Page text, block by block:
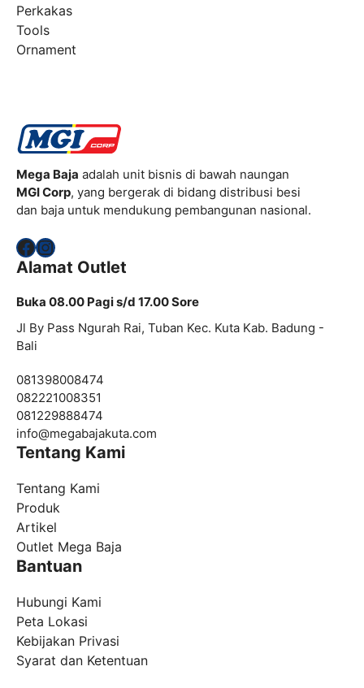
Perkakas
Tools
Ornament
Mega Baja adalah unit bisnis di bawah naungan
MGI Corp, yang bergerak di bidang distribusi besi
dan baja untuk mendukung pembangunan nasional.
Facebook
Instagram
Alamat Outlet
Buka 08.00 Pagi s/d 17.00 Sore
Jl By Pass Ngurah Rai, Tuban Kec. Kuta Kab. Badung -
Bali
081398008474
082221008351
081229888474
info@megabajakuta.com
Tentang Kami
Tentang Kami
Produk
Artikel
Outlet Mega Baja
Bantuan
Hubungi Kami
Peta Lokasi
Kebijakan Privasi
Syarat dan Ketentuan